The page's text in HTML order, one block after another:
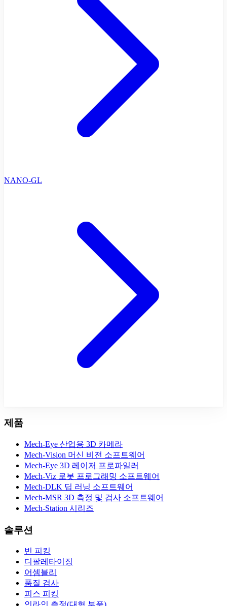
NANO-GL
제품
Mech-Eye 산업용 3D 카메라
Mech-Vision 머신 비전 소프트웨어
Mech-Eye 3D 레이저 프로파일러
Mech-Viz 로봇 프로그래밍 소프트웨어
Mech-DLK 딥 러닝 소프트웨어
Mech-MSR 3D 측정 및 검사 소프트웨어
Mech-Station 시리즈
솔루션
빈 피킹
디팔레타이징
어셈블리
품질 검사
피스 피킹